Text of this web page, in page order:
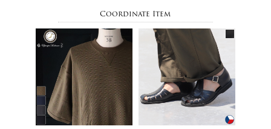
Coordinate Item